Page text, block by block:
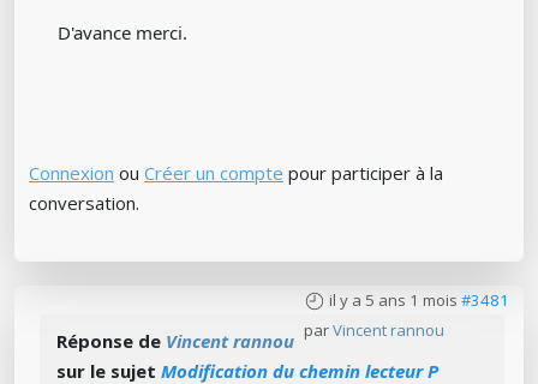
D'avance merci.
Connexion ou Créer un compte pour participer à la
conversation.
il y a 5 ans 1 mois #3481
parVincent rannou
Réponse de Vincent rannou
sur le sujet Modification du chemin lecteur P